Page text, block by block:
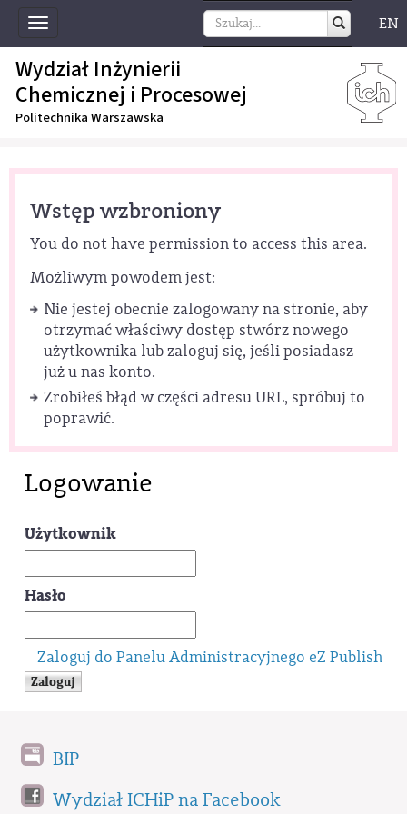
Toggle
navigation
EN
Wydział Inżynierii
Chemicznej i Procesowej
Politechnika Warszawska
Wstęp wzbroniony
You do not have permission to access this area.
Możliwym powodem jest:
Nie jestej obecnie zalogowany na stronie, aby
otrzymać właściwy dostęp stwórz nowego
użytkownika lub zaloguj się, jeśli posiadasz
już u nas konto.
Zrobiłeś błąd w części adresu URL, spróbuj to
poprawić.
Logowanie
Użytkownik
Hasło
Zaloguj do Panelu Administracyjnego eZ Publish
BIP
Wydział ICHiP na Facebook